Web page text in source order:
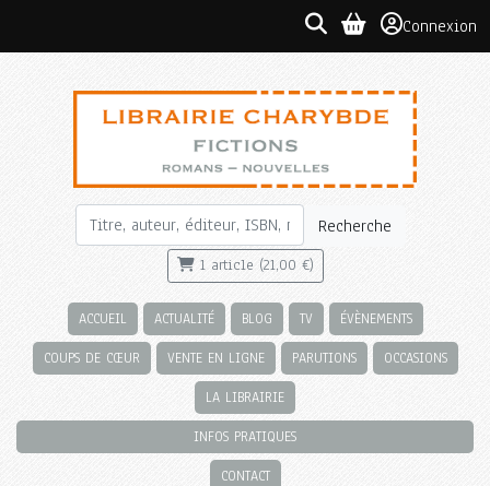
Connexion
Recherche
1 article (21,00 €)
ACCUEIL ACTUALITÉ BLOG TV ÉVÈNEMENTS
COUPS DE CŒUR VENTE EN LIGNE PARUTIONS OCCASIONS
LA LIBRAIRIE
INFOS PRATIQUES
CONTACT